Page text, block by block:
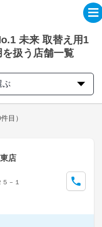
未来 取替え用1
扱う店舗一覧
ぶ
目）
店
－１